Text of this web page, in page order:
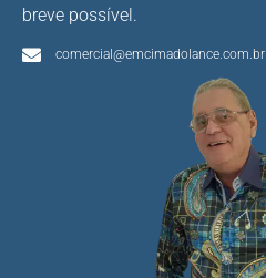
breve possível.
comercial@emcimadolance.com.br